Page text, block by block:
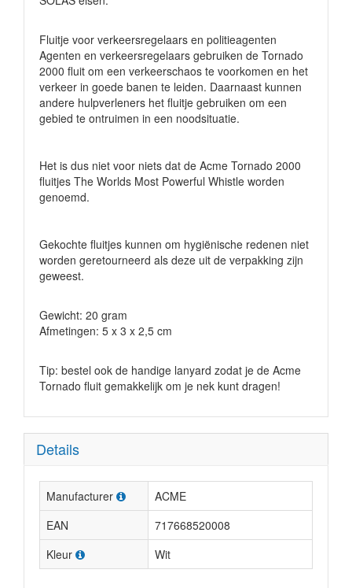
Fluitje voor verkeersregelaars en politieagenten
Agenten en verkeersregelaars gebruiken de Tornado
2000 fluit om een verkeerschaos te voorkomen en het
verkeer in goede banen te leiden. Daarnaast kunnen
andere hulpverleners het fluitje gebruiken om een
gebied te ontruimen in een noodsituatie.
Het is dus niet voor niets dat de Acme Tornado 2000
fluitjes The Worlds Most Powerful Whistle worden
genoemd.
Gekochte fluitjes kunnen om hygiënische redenen niet
worden geretourneerd als deze uit de verpakking zijn
geweest.
Gewicht: 20 gram
Afmetingen: 5 x 3 x 2,5 cm
Tip: bestel ook de handige lanyard zodat je de Acme
Tornado fluit gemakkelijk om je nek kunt dragen!
Details
Manufacturer
ACME
EAN
717668520008
Kleur
Wit